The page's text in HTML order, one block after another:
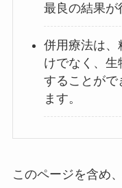
最良の結果が
併用療法は、
けでなく、
することがで
ます。
このページを含め